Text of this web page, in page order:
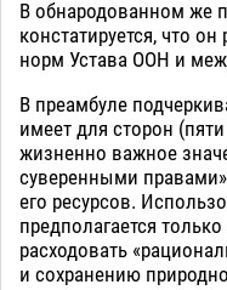
В обнародованном же
констатируется, что
норм Устава ООН и
В преамбуле
имеет для сторон
жизненно важное
суверенными
его ресурсов.
предполагается
расходовать
и сохранению